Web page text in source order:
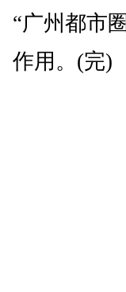
“广州都市
作用。(完)